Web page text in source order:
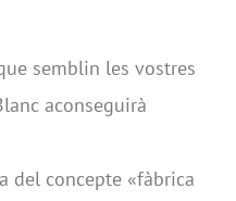
semblin les vostres
aconseguirà
del concepte «fàbrica